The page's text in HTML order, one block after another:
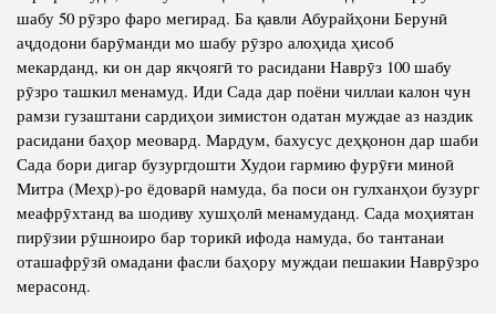
шабу 50 рӯзро фаро мегирад. Ба қавли Абурайҳони Берунӣ
аҷдодони барӯманди мо шабу рӯзро алоҳида ҳисоб
мекарданд, ки он дар якҷоягӣ то расидани Наврӯз 100 шабу
рӯзро ташкил менамуд. Иди Сада дар поёни чиллаи калон чун
рамзи гузаштани сардиҳои зимистон одатан муждае аз наздик
расидани баҳор меовард. Мардум, бахусус деҳқонон дар шаби
Сада бори дигар бузургдошти Худои гармию фурӯғи миноӣ
Митра (Меҳр)-ро ёдоварӣ намуда, ба поси он гулханҳои бузург
меафрӯхтанд ва шодиву хушҳолӣ менамуданд. Сада моҳиятан
пирӯзии рӯшноиро бар торикӣ ифода намуда, бо тантанаи
оташафрӯзӣ омадани фасли баҳору муждаи пешакии Наврӯзро
мерасонд.